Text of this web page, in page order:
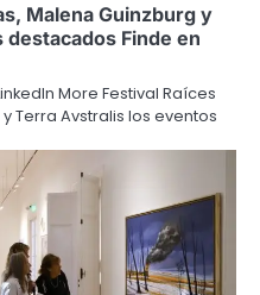
Malena Guinzburg y
Finde en
More Festival Raíces
Terra Avstralis los eventos